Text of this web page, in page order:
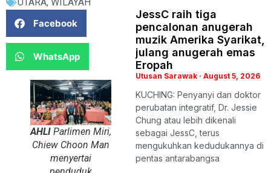
Facebook
WhatsApp
AHLI Parlimen Miri,
Chiew Choon Man
menyertai
JessC raih tiga
pencalonan anugerah
muzik Amerika Syarikat,
julang anugerah emas
Eropah
Utusan Sarawak August 5, 2026
KUCHING: Penyanyi dan doktor
perubatan integratif, Dr. Jessie
Chung atau lebih dikenali
sebagai JessC, terus
mengukuhkan kedudukannya di
pentas antarabangsa